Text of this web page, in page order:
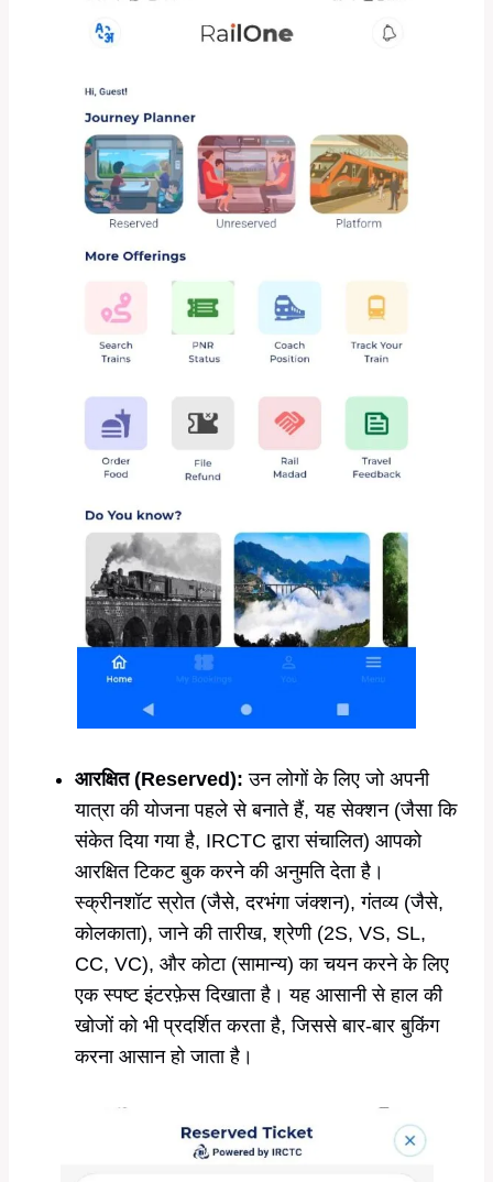
आरक्षित (Reserved): उन लोगों के लिए जो अपनी
यात्रा की योजना पहले से बनाते हैं, यह सेक्शन (जैसा कि
संकेत दिया गया है, IRCTC द्वारा संचालित) आपको
आरक्षित टिकट बुक करने की अनुमति देता है।
स्क्रीनशॉट स्रोत (जैसे, दरभंगा जंक्शन), गंतव्य (जैसे,
कोलकाता), जाने की तारीख, श्रेणी (2S, VS, SL,
CC, VC), और कोटा (सामान्य) का चयन करने के लिए
एक स्पष्ट इंटरफ़ेस दिखाता है। यह आसानी से हाल की
खोजों को भी प्रदर्शित करता है, जिससे बार-बार बुकिंग
करना आसान हो जाता है।